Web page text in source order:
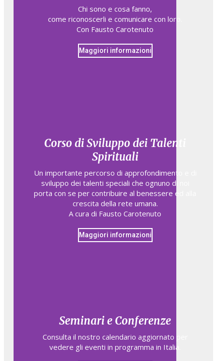
Chi sono e cosa fanno,​
come riconoscerli e comunicare con loro.​
Con Fausto Carotenuto
Maggiori informazioni
Corso di Sviluppo dei Talenti
Spirituali
Un importante percorso di approfondimento e di
sviluppo dei talenti speciali che ognuno di noi
porta con se per contribuire al benessere ed alla
crescita della rete umana.
A cura di Fausto Carotenuto
Maggiori informazioni
Seminari e Conferenze
Consulta il nostro calendario aggiornato per
vedere gli eventi in programma in Italia.